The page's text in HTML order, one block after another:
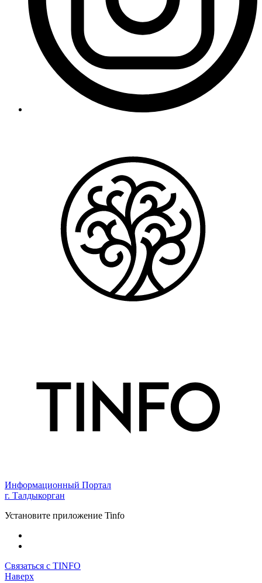
Информационный Портал
г. Талдыкорган
Установите приложение Tinfo
Связаться с TINFO
Наверх